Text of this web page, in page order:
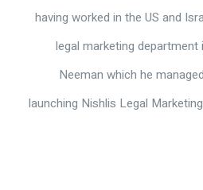
having worked in the US and
legal marketing
Neeman which he
launching Nishlis Legal